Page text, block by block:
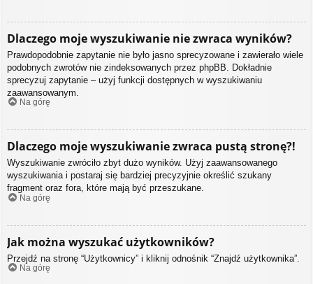
Dlaczego moje wyszukiwanie nie zwraca wyników?
Prawdopodobnie zapytanie nie było jasno sprecyzowane i zawierało wiele
podobnych zwrotów nie zindeksowanych przez phpBB. Dokładnie
sprecyzuj zapytanie – użyj funkcji dostępnych w wyszukiwaniu
zaawansowanym.
Na górę
Dlaczego moje wyszukiwanie zwraca pustą stronę?!
Wyszukiwanie zwróciło zbyt dużo wyników. Użyj zaawansowanego
wyszukiwania i postaraj się bardziej precyzyjnie określić szukany
fragment oraz fora, które mają być przeszukane.
Na górę
Jak można wyszukać użytkowników?
Przejdź na stronę “Użytkownicy” i kliknij odnośnik “Znajdź użytkownika”.
Na górę